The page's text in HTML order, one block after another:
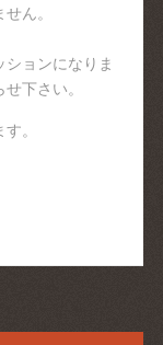
ん。
ョンになりま
下さい。
。